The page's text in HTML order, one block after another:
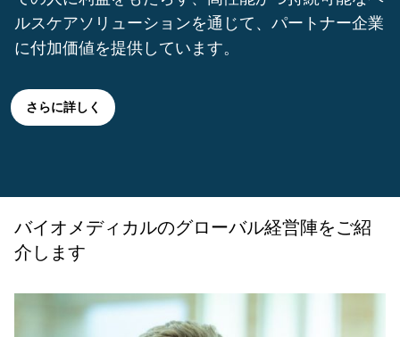
ルスケアソリューションを通じて、パートナー企業
に付加価値を提供しています。
さらに詳しく
バイオメディカルのグローバル経営陣をご紹
介します